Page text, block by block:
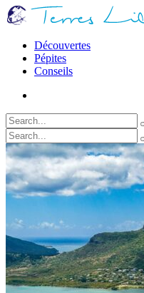
Découvertes
Pépites
Conseils